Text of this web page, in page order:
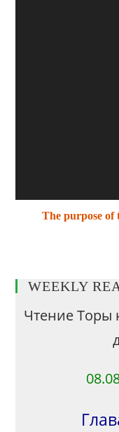
The purpose of
WEEKLY
Чтение Торы